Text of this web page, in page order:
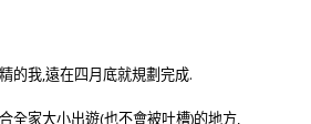
的我,遠在四月底就規劃完成.
全家大小出遊(也不會被吐槽)的地方,